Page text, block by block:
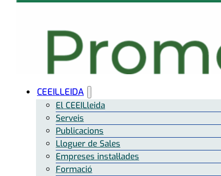
CEEILLEIDA
El CEEILleida
Serveis
Publicacions
Lloguer de Sales
Empreses instal·lades
Formació